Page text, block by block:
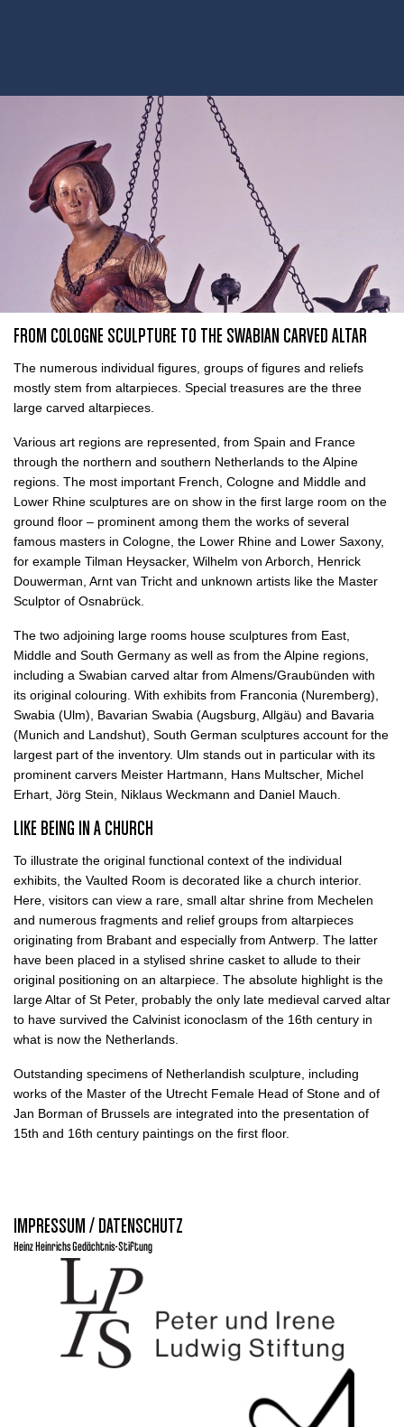
FROM COLOGNE SCULPTURE TO THE SWABIAN CARVED ALTAR
The numerous individual figures, groups of figures and reliefs
mostly stem from altarpieces. Special treasures are the three
large carved altarpieces.
Various art regions are represented, from Spain and France
through the northern and southern Netherlands to the Alpine
regions. The most important French, Cologne and Middle and
Lower Rhine sculptures are on show in the first large room on the
ground floor – prominent among them the works of several
famous masters in Cologne, the Lower Rhine and Lower Saxony,
for example Tilman Heysacker, Wilhelm von Arborch, Henrick
Douwerman, Arnt van Tricht and unknown artists like the Master
Sculptor of Osnabrück.
The two adjoining large rooms house sculptures from East,
Middle and South Germany as well as from the Alpine regions,
including a Swabian carved altar from Almens/Graubünden with
its original colouring. With exhibits from Franconia (Nuremberg),
Swabia (Ulm), Bavarian Swabia (Augsburg, Allgäu) and Bavaria
(Munich and Landshut), South German sculptures account for the
largest part of the inventory. Ulm stands out in particular with its
prominent carvers Meister Hartmann, Hans Multscher, Michel
Erhart, Jörg Stein, Niklaus Weckmann and Daniel Mauch.
LIKE BEING IN A CHURCH
To illustrate the original functional context of the individual
exhibits, the Vaulted Room is decorated like a church interior.
Here, visitors can view a rare, small altar shrine from Mechelen
and numerous fragments and relief groups from altarpieces
originating from Brabant and especially from Antwerp. The latter
have been placed in a stylised shrine casket to allude to their
original positioning on an altarpiece. The absolute highlight is the
large Altar of St Peter, probably the only late medieval carved altar
to have survived the Calvinist iconoclasm of the 16th century in
what is now the Netherlands.
Outstanding specimens of Netherlandish sculpture, including
works of the Master of the Utrecht Female Head of Stone and of
Jan Borman of Brussels are integrated into the presentation of
15th and 16th century paintings on the first floor.
IMPRESSUM / DATENSCHUTZ
Heinz Heinrichs Gedächtnis-Stiftung